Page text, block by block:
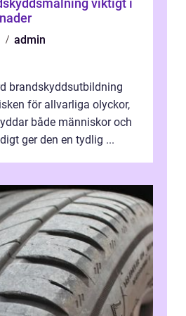
viktigt i
admin
brandskyddsutbildning
för allvarliga olyckor,
både människor och
ger den en tydlig ...